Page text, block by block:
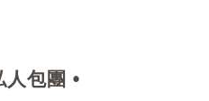
包團 •